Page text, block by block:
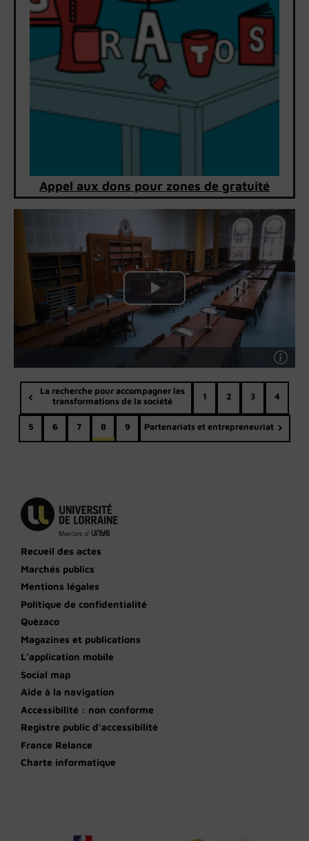
Appel aux dons pour zones de gratuité
La recherche pour accompagner les
transformations de la société
1 2 3 4
5 6 7 8 9 Partenariats et entrepreneuriat
Recueil des actes
Marchés publics
Mentions légales
Politique de confidentialité
Quèzaco
Magazines et publications
L’application mobile
Social map
Aide à la navigation
Accessibilité : non conforme
Registre public d’accessibilité
France Relance
Charte informatique